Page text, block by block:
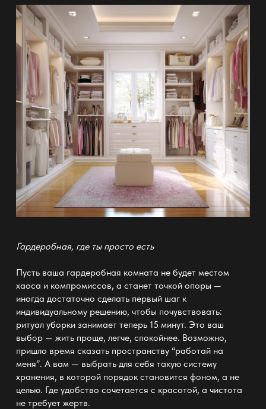
Гардеробная, где ты просто есть
Пусть ваша гардеробная комната не будет местом
хаоса и компромиссов, а станет точкой опоры —
иногда достаточно сделать первый шаг к
индивидуальному решению, чтобы почувствовать:
ритуал уборкизанимает теперь 15 минут. Это ваш
выбор — жить проще, легче, спокойнее. Возможно,
пришло время сказать пространству “работай на
меня”. А вам — выбрать для себя такую систему
хранения, в которой порядок становится фоном, а не
целью. Где удобство сочетается с красотой, а чистота
не требует жертв.